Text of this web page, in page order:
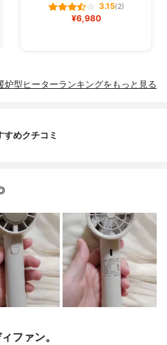
3.15(2)
¥6,980
炉型ヒーターランキングをもっと見る
すめクチコミ
ファン。